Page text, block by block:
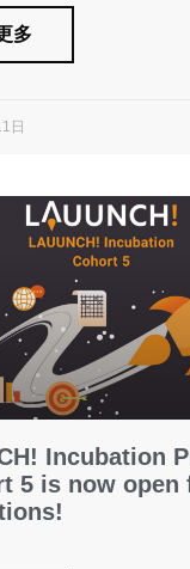
多
日
Incubation
5 is now open